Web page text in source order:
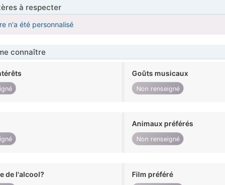
à respecter
n'a été personnalisé
connaître
Goûts musicaux
Non renseigné
Animaux préférés
Non renseigné
de l'alcool? Film préféré